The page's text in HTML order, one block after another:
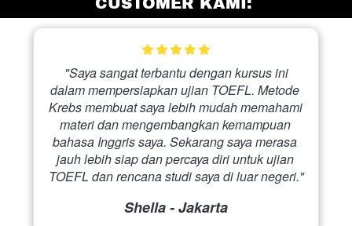
dalam mempersiapkan ujian TOEFL. Metode
Krebs membuat saya lebih mudah memahami
materi dan mengembangkan kemampuan
bahasa Inggris saya. Sekarang saya merasa
jauh lebih siap dan percaya diri untuk ujian
TOEFL dan rencana studi saya di luar negeri."
Shella - Jakarta